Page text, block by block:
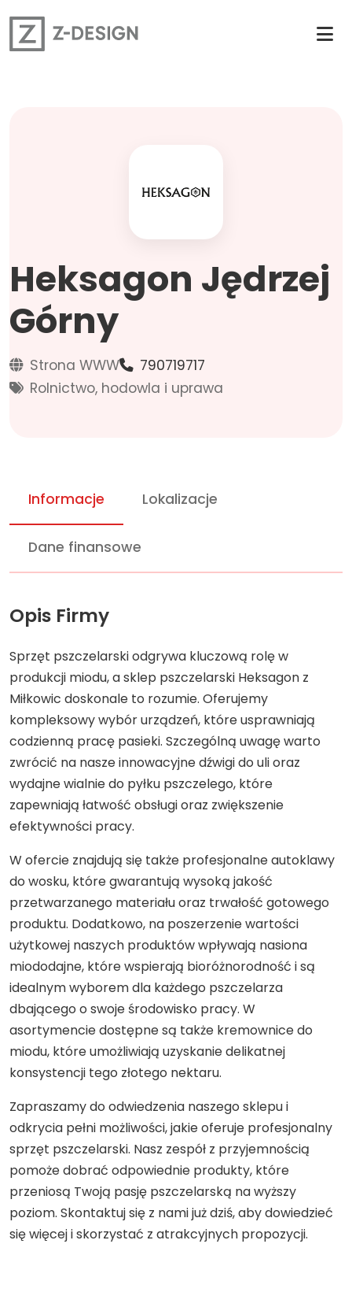
Heksagon Jędrzej
Górny
Strona WWW
790719717
Rolnictwo, hodowla i uprawa
Informacje Lokalizacje
Dane finansowe
Opis Firmy
Sprzęt pszczelarski odgrywa kluczową rolę w
produkcji miodu, a sklep pszczelarski Heksagon z
Miłkowic doskonale to rozumie. Oferujemy
kompleksowy wybór urządzeń, które usprawniają
codzienną pracę pasieki. Szczególną uwagę warto
zwrócić na nasze innowacyjne dźwigi do uli oraz
wydajne wialnie do pyłku pszczelego, które
zapewniają łatwość obsługi oraz zwiększenie
efektywności pracy.
W ofercie znajdują się także profesjonalne autoklawy
do wosku, które gwarantują wysoką jakość
przetwarzanego materiału oraz trwałość gotowego
produktu. Dodatkowo, na poszerzenie wartości
użytkowej naszych produktów wpływają nasiona
miododajne, które wspierają bioróżnorodność i są
idealnym wyborem dla każdego pszczelarza
dbającego o swoje środowisko pracy. W
asortymencie dostępne są także kremownice do
miodu, które umożliwiają uzyskanie delikatnej
konsystencji tego złotego nektaru.
Zapraszamy do odwiedzenia naszego sklepu i
odkrycia pełni możliwości, jakie oferuje profesjonalny
sprzęt pszczelarski. Nasz zespół z przyjemnością
pomoże dobrać odpowiednie produkty, które
przeniosą Twoją pasję pszczelarską na wyższy
poziom. Skontaktuj się z nami już dziś, aby dowiedzieć
się więcej i skorzystać z atrakcyjnych propozycji.